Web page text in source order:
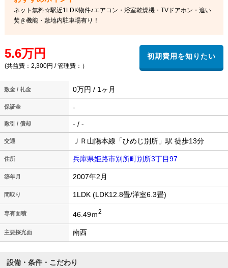
ネット無料☆駅近1LDK物件♪エアコン・浴室乾燥機・TVドアホン・追い
焚き機能・敷地内駐車場有り！
5.6万円
(共益費：2,300円 / 管理費：）
敷金 / 礼金 0万円 / 1ヶ月
保証金 -
敷引 / 償却 - / -
交通 ＪＲ山陽本線「ひめじ別所」駅 徒歩13分
住所 兵庫県姫路市別所町別所3丁目97
築年月 2007年2月
間取り 1LDK (LDK12.8畳/洋室6.3畳)
専有面積 46.49ｍ2
主要採光面 南西
設備・条件・こだわり